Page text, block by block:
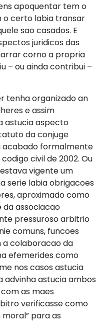
apoquentar tem o
certo labia transar
sao casados. E
juridicos das
corno a propria
– ou ainda contribui –
tenha organizado an
e assim
astucia aspecto
da conjuge
acabado formalmente
civil de 2002. Ou
vigente um
serie labia obrigacoes
aproximado como
da associacao
pressuroso arbitrio
comuns, funcoes
a colaboracao da
efemerides como
nos casos astucia
advinha astucia ambos
as maes
verificasse como
para as